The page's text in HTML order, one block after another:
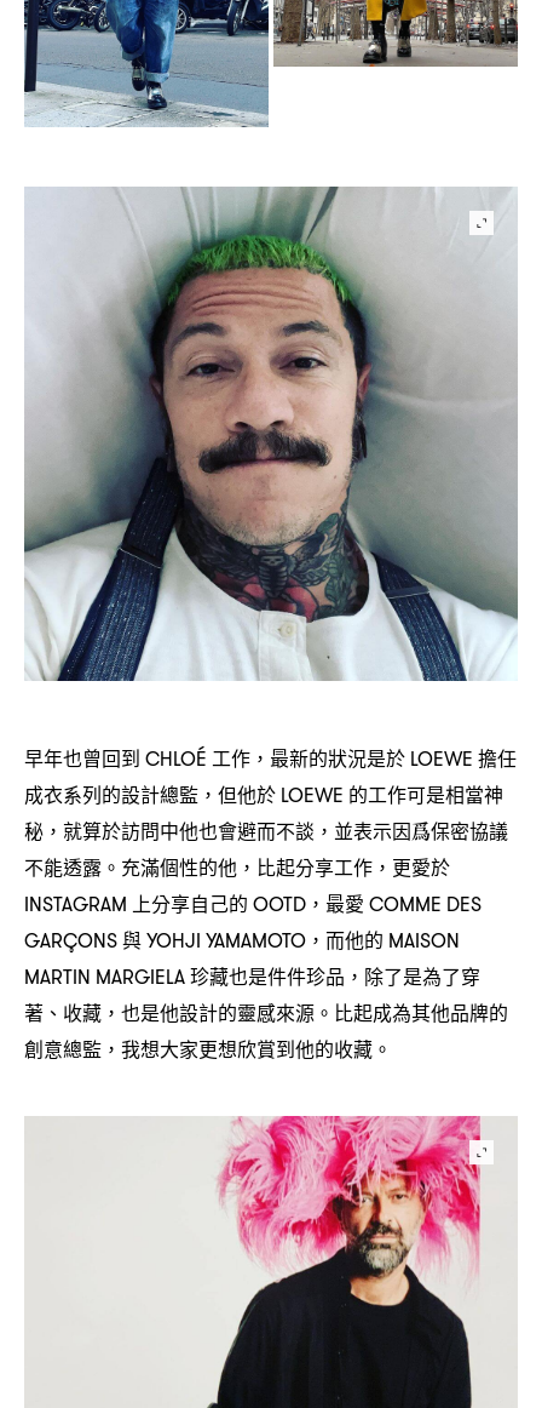
早年也曾回到 CHLOÉ 工作 ， 最新的狀況是於 LOEWE 擔任
成衣系列的設計總監 ， 但他於 LOEWE 的工作可是相當神
秘 ， 就算於訪問中他也會避而不談 ， 並表示因爲保密協議
不能透露。充滿個性的他 ， 比起分享工作 ， 更愛於
INSTAGRAM 上分享自己的 OOTD， 最愛 COMME DES
GARÇONS與YOHJI YAMAMOTO， 而他的 MAISON
MARTIN MARGIELA珍藏也是件件珍品 ， 除了是為了穿
著、收藏 ， 也是他設計的靈感來源。比起成為其他品牌的
創意總監 ， 我想大家更想欣賞到他的收藏。